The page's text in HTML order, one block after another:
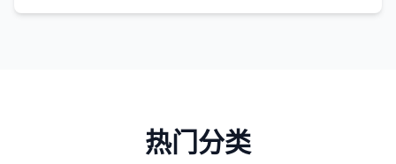
热门分类